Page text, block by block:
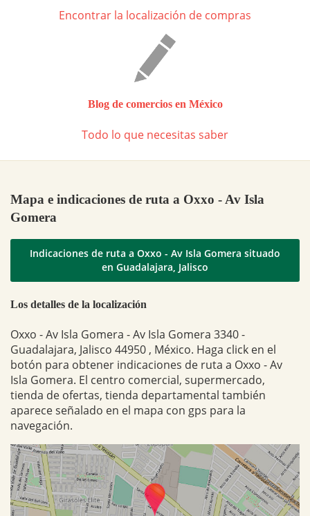
Encontrar la localización de compras
Blog de comercios en México
Todo lo que necesitas saber
Mapa e indicaciones de ruta a Oxxo - Av Isla
Gomera
Indicaciones de ruta a Oxxo - Av Isla Gomera situado
en Guadalajara, Jalisco
Los detalles de la localización
Oxxo - Av Isla Gomera - Av Isla Gomera 3340 -
Guadalajara, Jalisco 44950 , México. Haga click en el
botón para obtener indicaciones de ruta a Oxxo - Av
Isla Gomera. El centro comercial, supermercado,
tienda de ofertas, tienda departamental también
aparece señalado en el mapa con gps para la
navegación.